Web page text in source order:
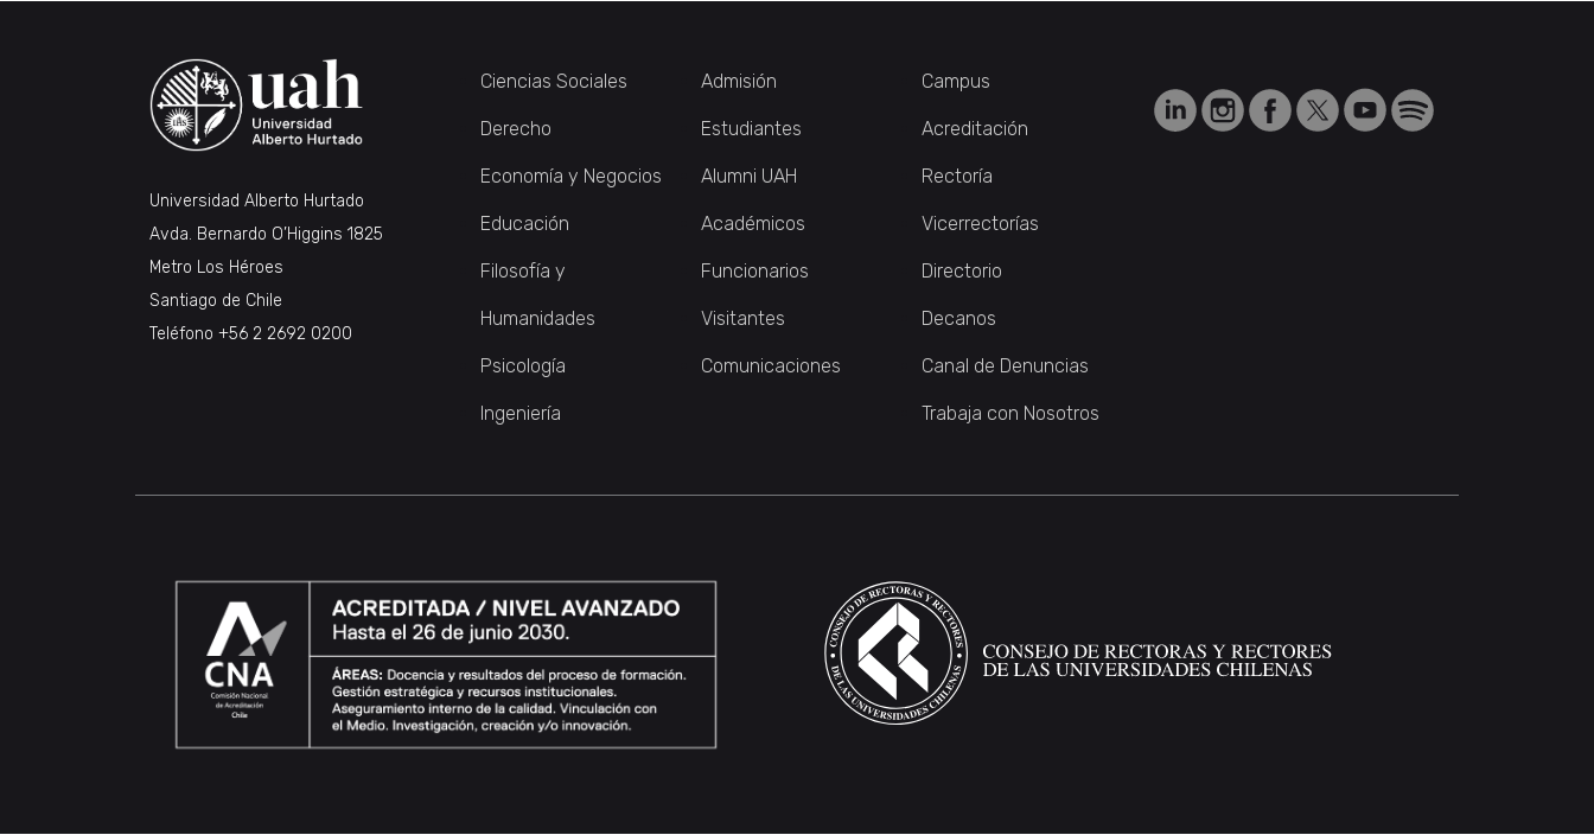
entradas
Universidad Alberto Hurtado
Avda. Bernardo O’Higgins 1825
Metro Los Héroes
Santiago de Chile
Teléfono +56 2 2692 0200
Ciencias Sociales
Derecho
Economía y Negocios
Educación
Filosofía y
Humanidades
Psicología
Ingeniería
Admisión
Estudiantes
Alumni UAH
Académicos
Funcionarios
Visitantes
Comunicaciones
Campus
Acreditación
Rectoría
Vicerrectorías
Directorio
Decanos
Canal de Denuncias
Trabaja con Nosotros